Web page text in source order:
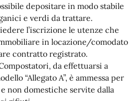
depositare in modo stabile
e verdi da trattare.
l’iscrizione le utenze che
in locazione/comodato
contratto registrato.
da effettuarsi a
“Allegato A”, è ammessa per
non domestiche servite dalla